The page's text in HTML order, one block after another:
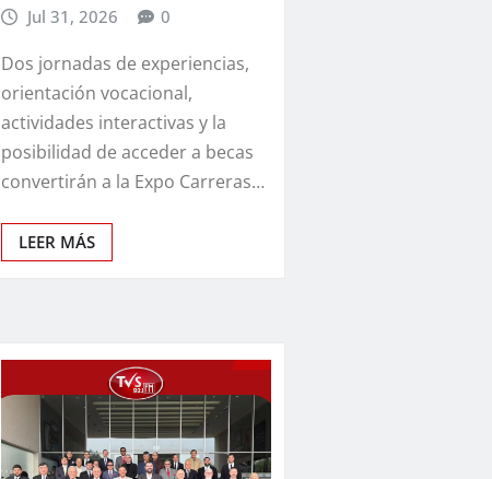
Jul 31, 2026
0
Dos jornadas de experiencias,
orientación vocacional,
actividades interactivas y la
posibilidad de acceder a becas
convertirán a la Expo Carreras…
LEER MÁS